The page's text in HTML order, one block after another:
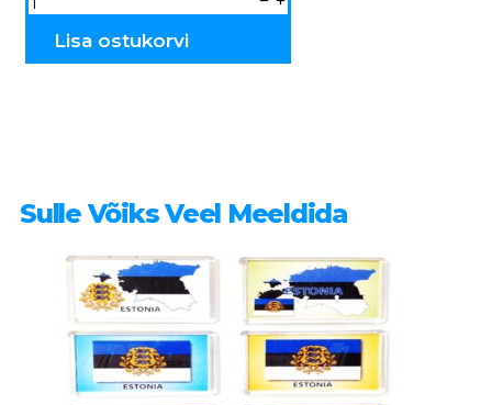
loomade
magnetid
Lisa ostukorvi
Sulle Võiks Veel Meeldida